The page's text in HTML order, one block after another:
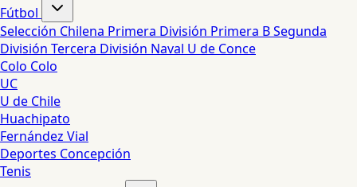
Fútbol
Selección Chilena Primera División Primera BSegunda
División Tercera División Naval U de Conce
Colo Colo
UC
U de Chile
Huachipato
Fernández Vial
Deportes Concepción
Tenis